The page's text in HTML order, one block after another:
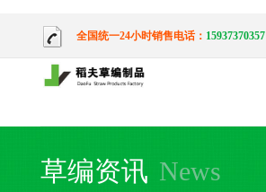
全国统一24小时销售电话： 15937370357
草编资讯 News